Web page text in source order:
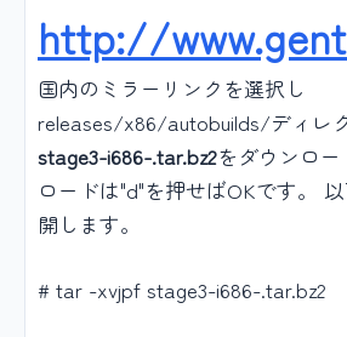
http://
国内のミラーリンクを選択し
releases/x86/autobuilds/ディレ
stage3-i686-.tar.bz2をダウンロ
ロードは"d"を押せばOKです。
開します。
# tar -xvjpf stage3-i686-.tar.bz2